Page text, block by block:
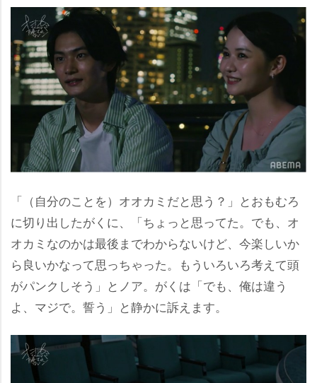
「（自分のことを）オオカミだと思う？」とおもむろ
に切り出したがくに、「ちょっと思ってた。でも、オ
オカミなのかは最後までわからないけど、今楽しいか
ら良いかなって思っちゃった。もういろいろ考えて頭
がパンクしそう」とノア。がくは「でも、俺は違う
よ、マジで。誓う」と静かに訴えます。